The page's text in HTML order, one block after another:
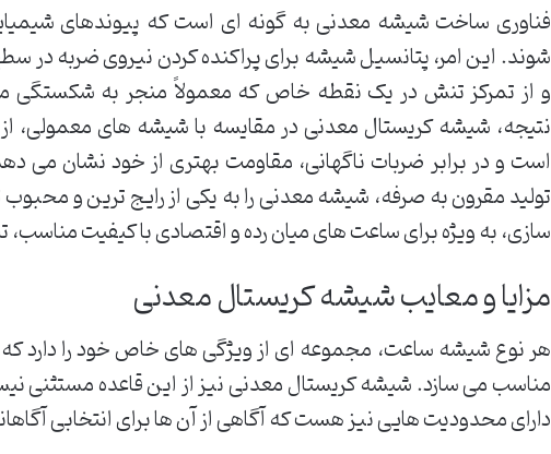
فناوری ساخت شیشه معدنی به گونه ای است که پیوندهای
شوند. این امر، پتانسیل شیشه برای پراکنده کردن نیروی ضربه در
و از تمرکز تنش در یک نقطه خاص که معمولاً منجر به شکستگی
نتیجه، شیشه کریستال معدنی در مقایسه با شیشه های معمولی، از
است و در برابر ضربات ناگهانی، مقاومت بهتری از خود نشان می
تولید مقرون به صرفه، شیشه معدنی را به یکی از رایج ترین و
سازی، به ویژه برای ساعت های میان رده و اقتصادی با کیفیت
مزایا و معایب شیشه کریستال معدنی
هر نوع شیشه ساعت، مجموعه ای از ویژگی های خاص خود را دارد
مناسب می سازد. شیشه کریستال معدنی نیز از این قاعده مستثنی
دارای محدودیت هایی نیز هست که آگاهی از آن ها برای انتخابی